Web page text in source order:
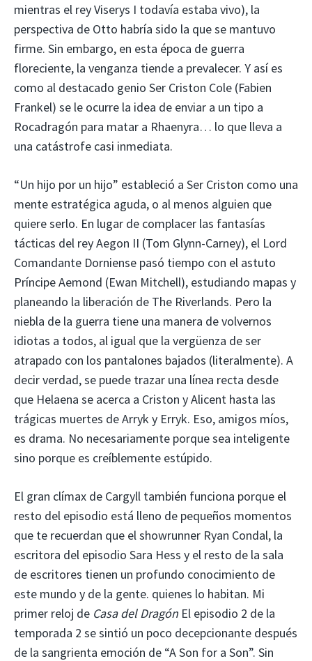
mientras el rey Viserys I todavía estaba vivo), la
perspectiva de Otto habría sido la que se mantuvo
firme. Sin embargo, en esta época de guerra
floreciente, la venganza tiende a prevalecer. Y así es
como al destacado genio Ser Criston Cole (Fabien
Frankel) se le ocurre la idea de enviar a un tipo a
Rocadragón para matar a Rhaenyra… lo que lleva a
una catástrofe casi inmediata.
“Un hijo por un hijo” estableció a Ser Criston como una
mente estratégica aguda, o al menos alguien que
quiere serlo. En lugar de complacer las fantasías
tácticas del rey Aegon II (Tom Glynn-Carney), el Lord
Comandante Dorniense pasó tiempo con el astuto
Príncipe Aemond (Ewan Mitchell), estudiando mapas y
planeando la liberación de The Riverlands. Pero la
niebla de la guerra tiene una manera de volvernos
idiotas a todos, al igual que la vergüenza de ser
atrapado con los pantalones bajados (literalmente). A
decir verdad, se puede trazar una línea recta desde
que Helaena se acerca a Criston y Alicent hasta las
trágicas muertes de Arryk y Erryk. Eso, amigos míos,
es drama. No necesariamente porque sea inteligente
sino porque es creíblemente estúpido.
El gran clímax de Cargyll también funciona porque el
resto del episodio está lleno de pequeños momentos
que te recuerdan que el showrunner Ryan Condal, la
escritora del episodio Sara Hess y el resto de la sala
de escritores tienen un profundo conocimiento de
este mundo y de la gente. quienes lo habitan. Mi
primer reloj de Casa del Dragón El episodio 2 de la
temporada 2 se sintió un poco decepcionante después
de la sangrienta emoción de “A Son for a Son”. Sin